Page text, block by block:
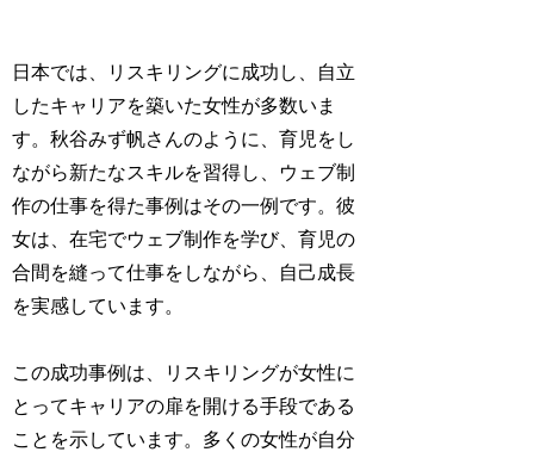
日本では、リスキリングに成功し、自立
したキャリアを築いた女性が多数いま
す。秋谷みず帆さんのように、育児をし
ながら新たなスキルを習得し、ウェブ制
作の仕事を得た事例はその一例です。彼
女は、在宅でウェブ制作を学び、育児の
合間を縫って仕事をしながら、自己成長
を実感しています。
この成功事例は、リスキリングが女性に
とってキャリアの扉を開ける手段である
ことを示しています。多くの女性が自分